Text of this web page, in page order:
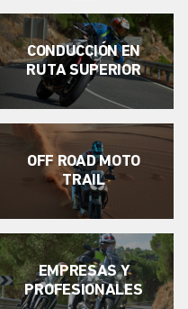
CONDUCCIÓN EN
RUTA SUPERIOR
OFF ROAD MOTO
TRAIL
EMPRESAS Y
PROFESIONALES